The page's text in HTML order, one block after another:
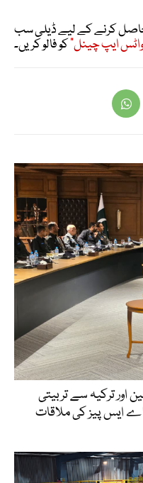
کرنے کے لیے ڈیلی سب
ایپ چینل"کو فالو کریں۔
اور ترکیہ سے تربیتی
ایس پیز کی ملاقات